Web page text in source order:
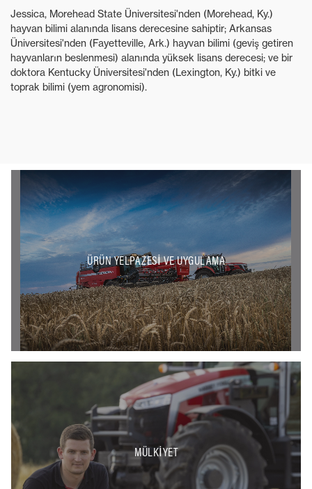
Jessica, Morehead State Üniversitesi'nden (Morehead, Ky.)
hayvan bilimi alanında lisans derecesine sahiptir; Arkansas
Üniversitesi'nden (Fayetteville, Ark.) hayvan bilimi (geviş getiren
hayvanların beslenmesi) alanında yüksek lisans derecesi; ve bir
doktora Kentucky Üniversitesi'nden (Lexington, Ky.) bitki ve
toprak bilimi (yem agronomisi).
ÜRÜN YELPAZESI VE UYGULAMA
MÜLKIYET